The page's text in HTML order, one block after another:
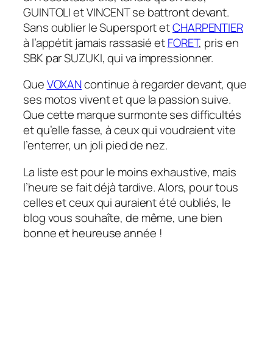
GUINTOLI et VINCENT se battront devant.
Sans oublier le Supersport etCHARPENTIER
à l’appétit jamais rassasié etFORET, pris en
SBK par SUZUKI, qui va impressionner.
QueVOXANcontinue à regarder devant, que
ses motos vivent et que la passion suive.
Que cette marque surmonte ses difficultés
et qu’elle fasse, à ceux qui voudraient vite
l’enterrer, un joli pied de nez.
La liste est pour le moins exhaustive, mais
l’heure se fait déjà tardive. Alors, pour tous
celles et ceux qui auraient été oubliés, le
blog vous souhaîte, de même, une bien
bonne et heureuse année !